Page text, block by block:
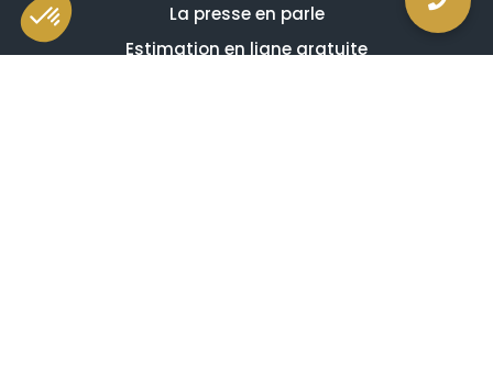
La presse en parle
Estimation en ligne gratuite